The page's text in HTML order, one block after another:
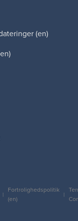
(en)
Fortrolighedspolitik
(en)